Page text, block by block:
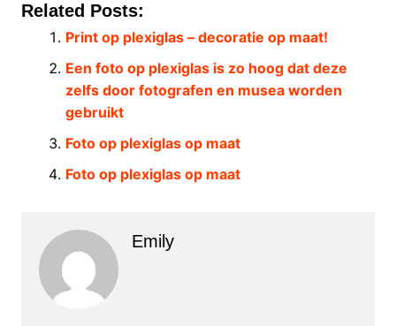
Related Posts:
Print op plexiglas – decoratie op maat!
Een foto op plexiglas is zo hoog dat deze
zelfs door fotografen en musea worden
gebruikt
Foto op plexiglas op maat
Foto op plexiglas op maat
Emily